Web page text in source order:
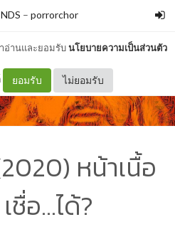
อ่านและยอมรับนโยบายความเป็นส่วนตัว
ยอมรับ ไม่ยอมรับ
– porrorchor
หน้าเนื้อ
ชื่อ...ได้?